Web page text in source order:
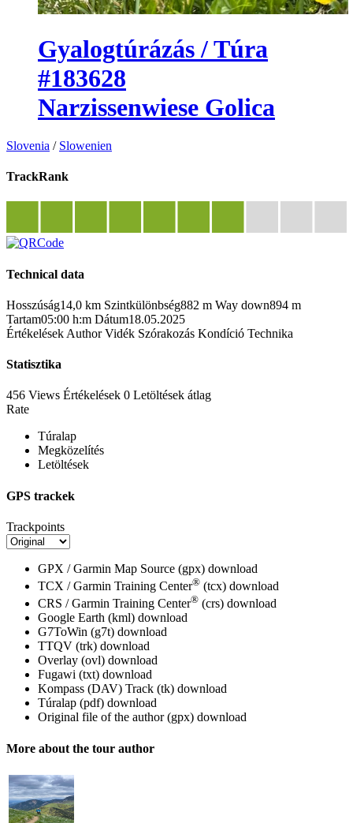
Gyalogtúrázás / Túra
#183628
Narzissenwiese Golica
Slovenia / Slowenien
TrackRank
Technical data
Hosszúság14,0 km Szintkülönbség882 m Way down894 m
Tartam05:00 h:m Dátum18.05.2025
Értékelések Author Vidék Szórakozás Kondíció Technika
Statisztika
456 Views Értékelések 0 Letöltések átlag
Rate
Túralap
Megközelítés
Letöltések
GPS trackek
Trackpoints
GPX / Garmin Map Source (gpx) download
TCX / Garmin Training Center® (tcx) download
CRS / Garmin Training Center® (crs) download
Google Earth (kml) download
G7ToWin (g7t) download
TTQV (trk) download
Overlay (ovl) download
Fugawi (txt) download
Kompass (DAV) Track (tk) download
Túralap (pdf) download
Original file of the author (gpx) download
More about the tour author